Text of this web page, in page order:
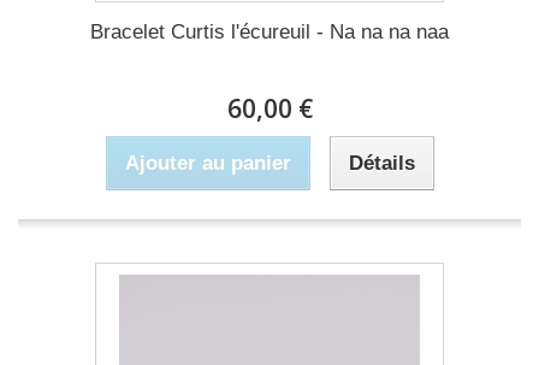
Bracelet Curtis l'écureuil - Na na na naa
60,00 €
Ajouter au panier Détails